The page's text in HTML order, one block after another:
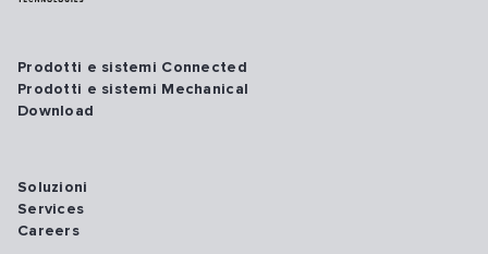
Prodotti e sistemi Connected
Prodotti e sistemi Mechanical
Download
Soluzioni
Services
Careers